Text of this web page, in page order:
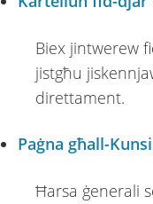
Biex jintwerew
jistgħu
direttament.
Paġna għall-
Ħarsa ġenerali